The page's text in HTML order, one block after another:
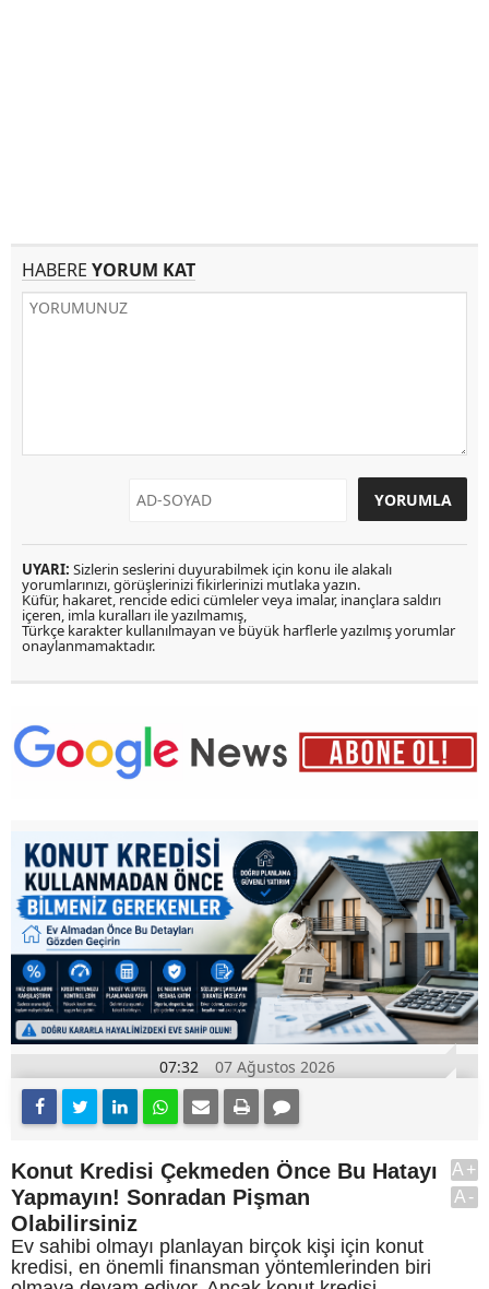
HABERE YORUM KAT
UYARI: Sizlerin seslerini duyurabilmek için konu ile alakalı
yorumlarınızı, görüşlerinizi fikirlerinizi mutlaka yazın.
Küfür, hakaret, rencide edici cümleler veya imalar, inançlara saldırı
içeren, imla kuralları ile yazılmamış,
Türkçe karakter kullanılmayan ve büyük harflerle yazılmış yorumlar
onaylanmamaktadır.
07:32 07 Ağustos 2026
Konut Kredisi Çekmeden Önce Bu Hatayı
Yapmayın! Sonradan Pişman
Olabilirsiniz
Ev sahibi olmayı planlayan birçok kişi için konut
kredisi, en önemli finansman yöntemlerinden biri
A+
A-